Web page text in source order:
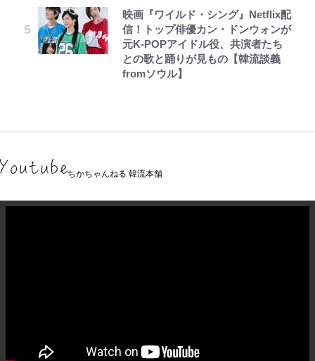
映画『ワイルド・シング』Netflix配
信！トップ俳優カン・ドンウォンが
元K-POPアイドル役、共演者たち
との歌と踊りが見もの【韓流談義
fromソウル】
ちかちゃんねる 韓流本舗